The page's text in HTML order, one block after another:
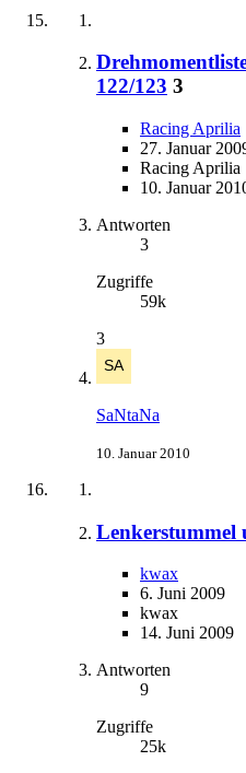
122/123 3
Racing Aprilia
27. Januar
Racing Aprilia
10. Januar
Antworten
3
Zugriffe
59k
3
SaNtaNa
10. Januar 2010
Lenkerstummel
kwax
6. Juni 2009
kwax
14. Juni 2009
Antworten
9
Zugriffe
25k